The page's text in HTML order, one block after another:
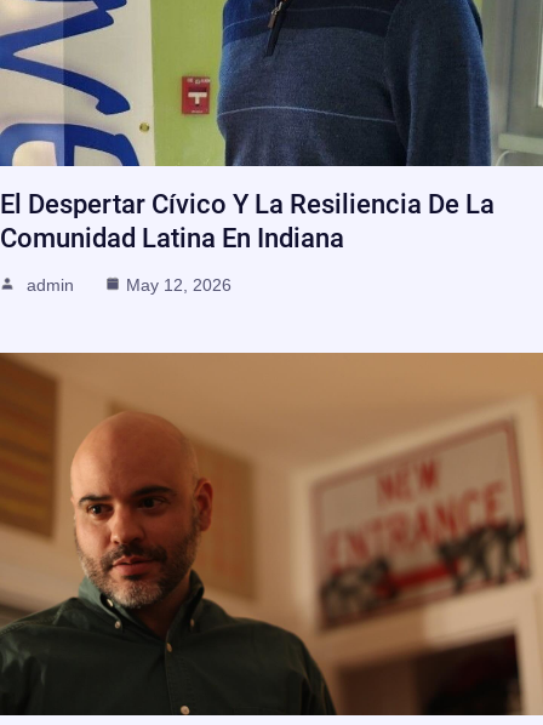
El Despertar Cívico Y La Resiliencia De La
Comunidad Latina En Indiana
admin May 12, 2026